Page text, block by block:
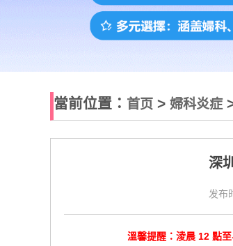
當前位置： 首页 > 婦科炎症
深
发布
溫馨提醒：淩晨 12 點